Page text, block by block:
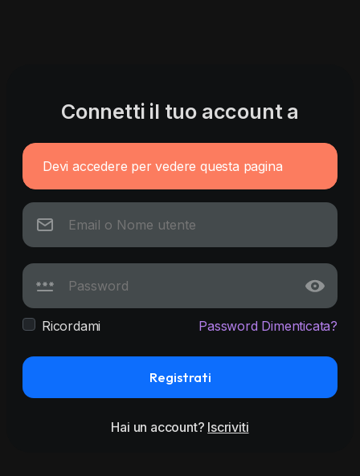
Connetti il tuo account a
Devi accedere per vedere questa pagina
Ricordami Password Dimenticata?
Registrati
Hai un account? Iscriviti